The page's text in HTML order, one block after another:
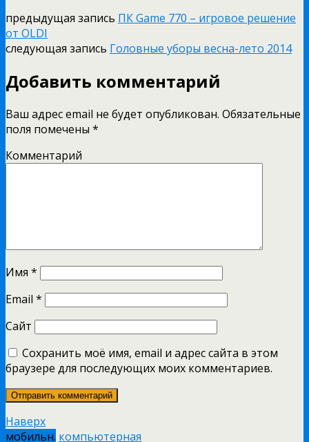
предыдущая запись ПК Game 770 – игровое решение
от OLDI
следующая запись Головные уборы весна-лето 2014
Добавить комментарий
Ваш адрес email не будет опубликован. Обязательные
поля помечены *
Комментарий
Имя *
Email *
Сайт
Сохранить моё имя, email и адрес сайта в этом
браузере для последующих моих комментариев.
Наверх
мобильн. компьютерная